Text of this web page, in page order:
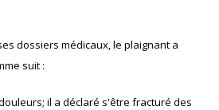
dossiers médicaux, le plaignant a
suit :
il a déclaré s'être fracturé des